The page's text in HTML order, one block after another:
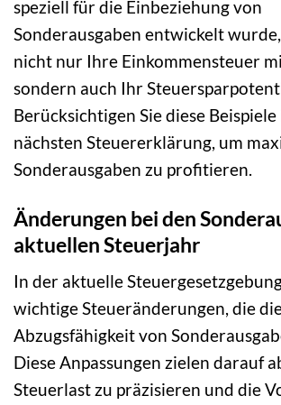
speziell für die Einbeziehung von
Sonderausgaben entwickelt
nicht nur Ihre Einkommensteuer
sondern auch Ihr
Berücksichtigen Sie diese
nächsten Steuererklärung, um
Sonderausgaben zu profitieren.
Änderungen bei den
aktuellen Steuerjahr
In der aktuelle
wichtige Steueränderungen, die
Abzugsfähigkeit von
Diese Anpassungen zielen darauf
Steuerlast zu präzisieren und die